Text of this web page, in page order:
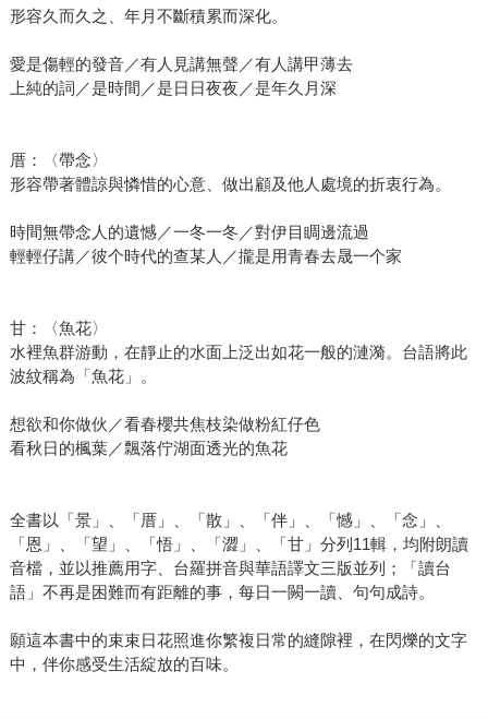
形容久而久之、年月不斷積累而深化。
愛是傷輕的發音／有人見講無聲／有人講甲薄去
上純的詞／是時間／是日日夜夜／是年久月深
厝：〈帶念〉
形容帶著體諒與憐惜的心意、做出顧及他人處境的折衷行為。
時間無帶念人的遺憾／一冬一冬／對伊目睭邊流過
輕輕仔講／彼个時代的查某人／攏是用青春去晟一个家
甘：〈魚花〉
水裡魚群游動，在靜止的水面上泛出如花一般的漣漪。台語將此
波紋稱為「魚花」。
想欲和你做伙／看春櫻共焦枝染做粉紅仔色
看秋日的楓葉／飄落佇湖面透光的魚花
全書以「景」、「厝」、「散」、「伴」、「憾」、「念」、
「恩」、「望」、「悟」、「澀」、「甘」分列11輯，均附朗讀
音檔，並以推薦用字、台羅拼音與華語譯文三版並列；「讀台
語」不再是困難而有距離的事，每日一闕一讀、句句成詩。
願這本書中的束束日花照進你繁複日常的縫隙裡，在閃爍的文字
中，伴你感受生活綻放的百味。